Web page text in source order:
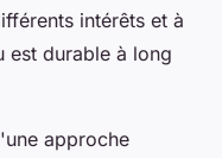
intérêts et à
est durable à long
approche